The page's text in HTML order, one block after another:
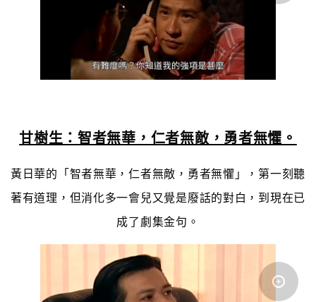
甘樹生：智者無華，仁者無敵，勇者無懼。
黃日華的「智者無華，仁者無敵，勇者無懼」，第一刻聽
著有道理，但消化多一會兒又覺是廢話的對白，到現在已
成了劇集金句。